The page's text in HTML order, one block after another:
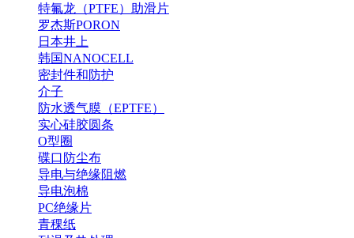
特氟龙（PTFE）助滑片
罗杰斯PORON
日本井上
韩国NANOCELL
密封件和防护
介子
防水透气膜（EPTFE）
实心硅胶圆条
O型圈
碟口防尘布
导电与绝缘阻燃
导电泡棉
PC绝缘片
青稞纸